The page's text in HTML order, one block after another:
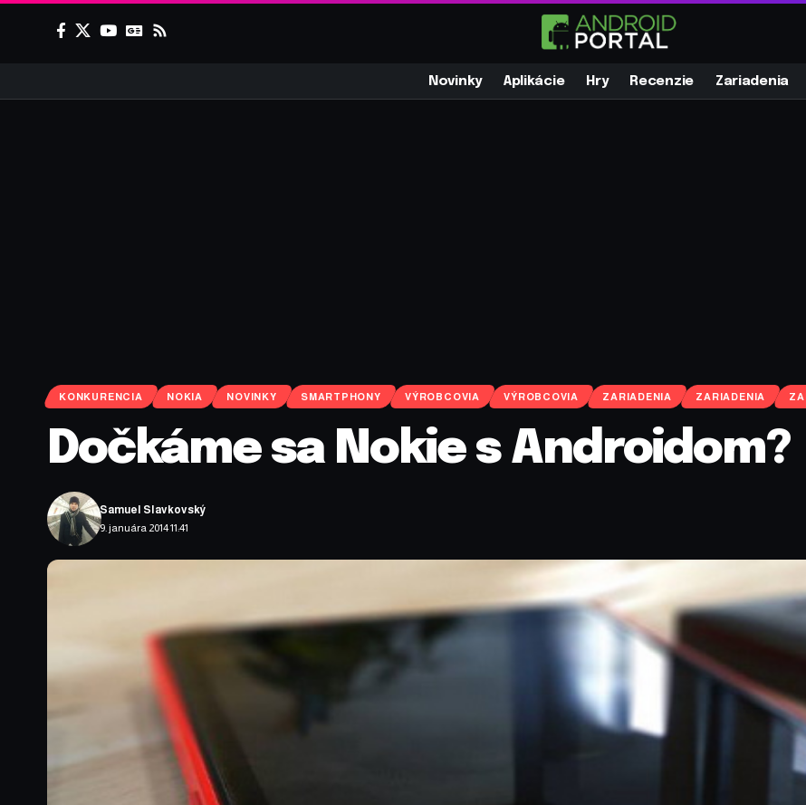
Novinky Aplikácie Hry Recenzie Zariadenia
KONKURENCIA NOKIA NOVINKY SMARTPHONY VÝROBCOVIA VÝROBCOVIA ZARIADENIA ZARIADENIA
Dočkáme sa Nokie s Androidom?
9. januára 2014 11:41
Samuel Slavkovský